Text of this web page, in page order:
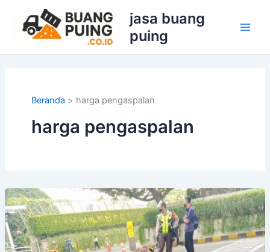
konten
jasa buang
puing
Beranda harga pengaspalan
harga pengaspalan